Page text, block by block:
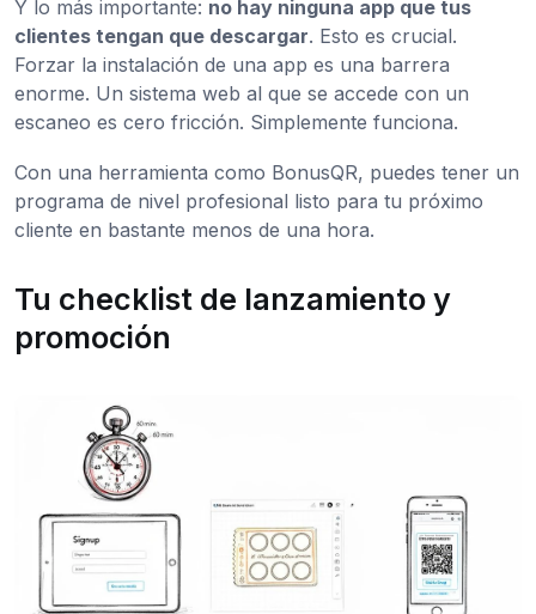
Y lo más importante: no hay ninguna app que tus
clientes tengan que descargar. Esto es crucial.
Forzar la instalación de una app es una barrera
enorme. Un sistema web al que se accede con un
escaneo es cero fricción. Simplemente funciona.
Con una herramienta como BonusQR, puedes tener un
programa de nivel profesional listo para tu próximo
cliente en bastante menos de una hora.
Tu checklist de lanzamiento y
promoción